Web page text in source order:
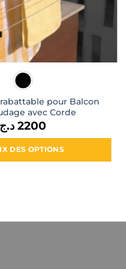
pour Balcon
avec Corde
2200 د.ج
DES OPTIONS
variations.